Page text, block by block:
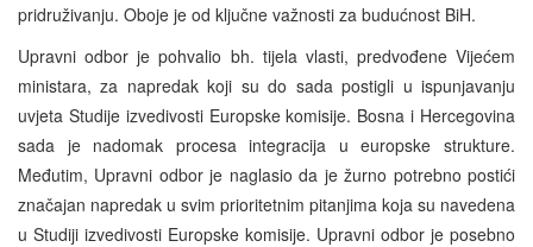
pridruživanju. Oboje je od ključne važnosti za budućnost BiH.
Upravni odbor je pohvalio bh. tijela vlasti, predvođene Vijećem
ministara, za napredak koji su do sada postigli u ispunjavanju
uvjeta Studije izvedivosti Europske komisije. Bosna i Hercegovina
sada je nadomak procesa integracija u europske strukture.
Međutim, Upravni odbor je naglasio da je žurno potrebno postići
značajan napredak u svim prioritetnim pitanjima koja su navedena
u Studiji izvedivosti Europske komisije. Upravni odbor je posebno